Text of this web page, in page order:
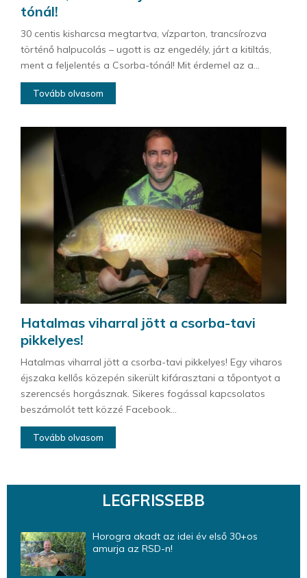
tónál!
30 centis kisharcsa megtartva, vízparton, trancsírozva
történő halpucolás – ugott is az engedély, járt a kitiltás,
ment a feljelentés a Csorba-tónál! Mit érdemel az a...
Tovább olvasom
Hatalmas viharral jött a csorba-tavi
pikkelyes!
Hatalmas viharral jött a csorba-tavi pikkelyes! Egy viharos
éjszaka kellős közepén sikerült kifárasztani a tőpontyot a
szerencsés horgásznak. Sikeres fogással kapcsolatos
beszámolót tett közzé Facebook...
Tovább olvasom
LEGFRISSEBB
Horogra akadt az idei év első 30+os
amurja az RSD-n!